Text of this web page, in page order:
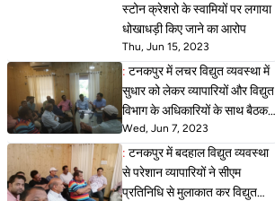
स्टोन क्रेशरो के स्वामियों पर लगाया
धोखाधड़ी किए जाने का आरोप
Thu, Jun 15, 2023
: टनकपुर में लचर विद्युत व्यवस्था में
सुधार को लेकर व्यापारियों और विद्युत
विभाग के अधिकारियों के साथ बैठक मैं
कई बिंदुओं पर हुई चर्चा अधिकारियों
ने कहा बदहाल विद्युत व्यवस्था में
जल्द होगा सुधार,
Wed, Jun 7, 2023
: टनकपुर में बदहाल विद्युत व्यवस्था
से परेशान व्यापारियों ने सीएम
प्रतिनिधि से मुलाकात कर विद्युत